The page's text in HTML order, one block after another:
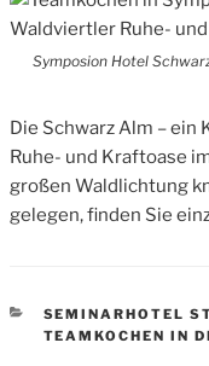
Symposion Hotel
Die Schwarz Alm –
Ruhe- und Kraftoase
großen Waldlichtung
gelegen, finden Sie
CATEGORIES
SEMINARHOTEL
TEAMKOCHEN IN